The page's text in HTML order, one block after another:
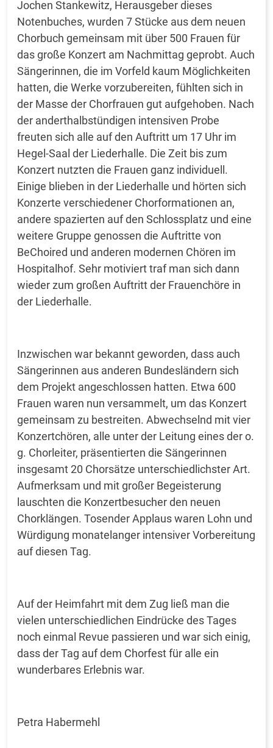
Jochen Stankewitz, Herausgeber dieses
Notenbuches, wurden 7 Stücke aus dem neuen
Chorbuch gemeinsam mit über 500 Frauen für
das große Konzert am Nachmittag geprobt. Auch
Sängerinnen, die im Vorfeld kaum Möglichkeiten
hatten, die Werke vorzubereiten, fühlten sich in
der Masse der Chorfrauen gut aufgehoben. Nach
der anderthalbstündigen intensiven Probe
freuten sich alle auf den Auftritt um 17 Uhr im
Hegel-Saal der Liederhalle. Die Zeit bis zum
Konzert nutzten die Frauen ganz individuell.
Einige blieben in der Liederhalle und hörten sich
Konzerte verschiedener Chorformationen an,
andere spazierten auf den Schlossplatz und eine
weitere Gruppe genossen die Auftritte von
BeChoired und anderen modernen Chören im
Hospitalhof. Sehr motiviert traf man sich dann
wieder zum großen Auftritt der Frauenchöre in
der Liederhalle.
Inzwischen war bekannt geworden, dass auch
Sängerinnen aus anderen Bundesländern sich
dem Projekt angeschlossen hatten. Etwa 600
Frauen waren nun versammelt, um das Konzert
gemeinsam zu bestreiten. Abwechselnd mit vier
Konzertchören, alle unter der Leitung eines der o.
g. Chorleiter, präsentierten die Sängerinnen
insgesamt 20 Chorsätze unterschiedlichster Art.
Aufmerksam und mit großer Begeisterung
lauschten die Konzertbesucher den neuen
Chorklängen. Tosender Applaus waren Lohn und
Würdigung monatelanger intensiver Vorbereitung
auf diesen Tag.
Auf der Heimfahrt mit dem Zug ließ man die
vielen unterschiedlichen Eindrücke des Tages
noch einmal Revue passieren und war sich einig,
dass der Tag auf dem Chorfest für alle ein
wunderbares Erlebnis war.
Petra Habermehl